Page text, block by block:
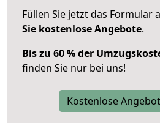
Füllen Sie jetzt das Formular
Sie kostenlose Angebote.
Bis zu 60 % der
finden Sie nur bei uns!
Kostenlose